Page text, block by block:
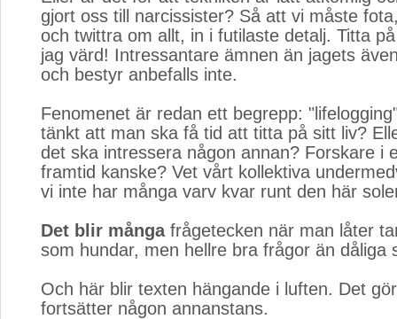
gjort oss till narcissister? Så att vi måste
och twittra om allt, in i futilaste detalj. Titta
jag värd! Intressantare ämnen än jagets
och bestyr anbefalls inte.
Fenomenet är redan ett begrepp:
tänkt att man ska få tid att titta på sitt liv?
det ska intressera någon annan? Forskare i
framtid kanske? Vet vårt kollektiva
vi inte har många varv kvar runt den här
Det blir mångafrågetecken när man låter
som hundar, men hellre bra frågor än dåliga
Och här blir texten hängande i luften. Det
fortsätter någon annanstans.